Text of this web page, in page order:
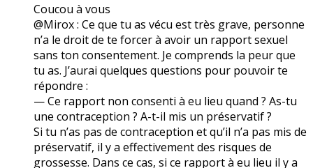
Coucou à vous
@Mirox : Ce que tu as vécu est très grave, personne
n’a le droit de te forcer à avoir un rapport sexuel
sans ton consentement. Je comprends la peur que
tu as. J’aurai quelques questions pour pouvoir te
répondre :
— Ce rapport non consenti à eu lieu quand ? As-tu
une contraception ? A-t-il mis un préservatif ?
Si tu n’as pas de contraception et qu’il n’a pas mis de
préservatif, il y a effectivement des risques de
grossesse. Dans ce cas, si ce rapport à eu lieu il y a